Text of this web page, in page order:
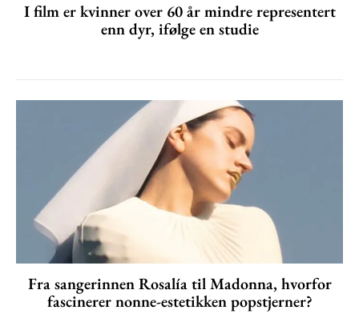
I film er kvinner over 60 år mindre representert
enn dyr, ifølge en studie
Fra sangerinnen Rosalía til Madonna, hvorfor
fascinerer nonne-estetikken popstjerner?